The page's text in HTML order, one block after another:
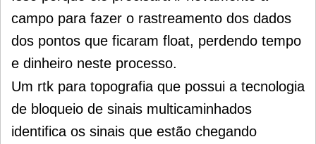
campo para fazer o rastreamento dos dados
dos pontos que ficaram float, perdendo tempo
e dinheiro neste processo.
Um rtk para topografia que possui a tecnologia
de bloqueio de sinais multicaminhados
identifica os sinais que estão chegando